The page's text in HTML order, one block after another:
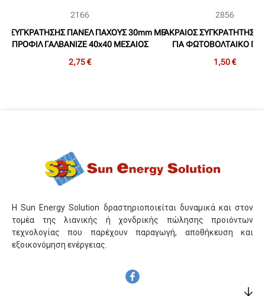
2166
ΣΥΓΚΡΑΤΗΣΗΣ ΠΑΝΕΛ ΠΑΧΟΥΣ 30mm ΜΕ
ΠΡΟΦΙΛ ΓΑΛΒΑΝΙΖΕ 40x40 ΜΕΣΑΙΟΣ
2,75 €
2856
ΑΚΡΑΙΟΣ ΣΥΓΚΡΑΤΗΤΗΣ
ΓΙΑ ΦΩΤΟΒΟΛΤΑΙΚΟ
1,50 €
Η Sun Energy Solution δραστηριοποιείται δυναμικά και στον
τομέα της λιανικής ή χονδρικής πώλησης προιόντων
τεχνολογίας που παρέχουν παραγωγή, αποθήκευση και
εξοικονόμηση ενέργειας.